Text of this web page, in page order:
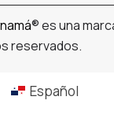
® es una
reservados.
Español